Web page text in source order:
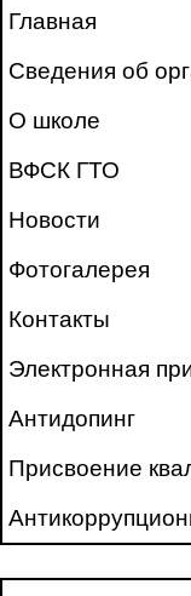
Главная
Сведения об
О школе
ВФСК ГТО
Новости
Фотогалерея
Контакты
Электронная
Антидопинг
Присвоение